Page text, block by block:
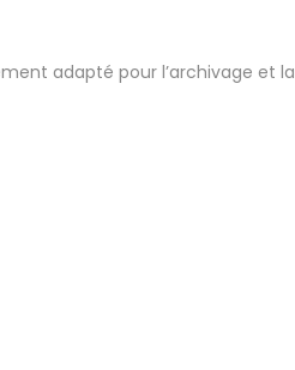
adapté pour l’archivage et la